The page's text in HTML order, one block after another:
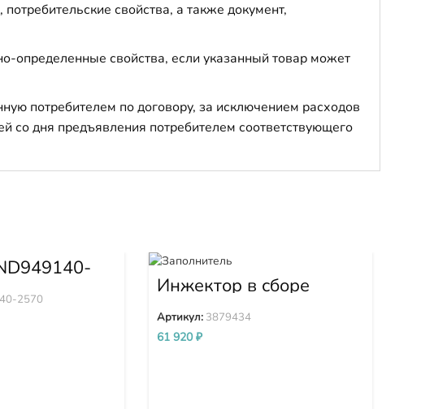
свойства, а также документ,
определенные свойства, если указанный товар может
потребителем по договору, за исключением расходов
со дня предъявления потребителем соответствующего
2570
Инжектор в сборе
3879434
Артикул: 3879434
61 920₽